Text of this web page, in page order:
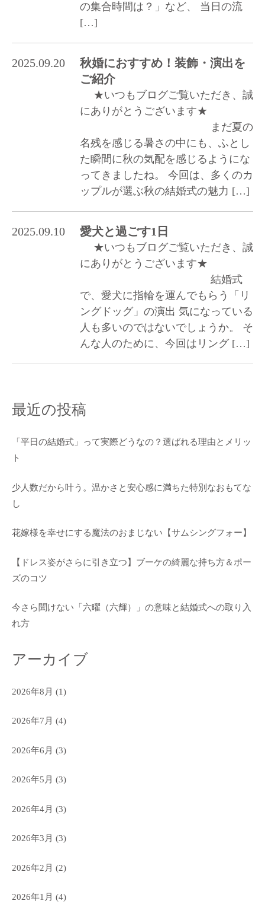
の集合時間は？」など、 当日の流
[…]
2025.09.20
秋婚におすすめ！装飾・演出を
ご紹介
★いつもブログご覧いただき、誠
にありがとうございます★
まだ夏の
名残を感じる暑さの中にも、ふとし
た瞬間に秋の気配を感じるようにな
ってきましたね。 今回は、多くのカ
ップルが選ぶ秋の結婚式の魅力 […]
2025.09.10 愛犬と過ごす1日
★いつもブログご覧いただき、誠
にありがとうございます★
結婚式
で、愛犬に指輪を運んでもらう「リ
ングドッグ」の演出 気になっている
人も多いのではないでしょうか。 そ
んな人のために、今回はリング […]
最近の投稿
「平日の結婚式」って実際どうなの？選ばれる理由とメリッ
ト
少人数だから叶う。温かさと安心感に満ちた特別なおもてな
し
花嫁様を幸せにする魔法のおまじない【サムシングフォー】
【ドレス姿がさらに引き立つ】ブーケの綺麗な持ち方＆ポー
ズのコツ
今さら聞けない「六曜（六輝）」の意味と結婚式への取り入
れ方
アーカイブ
2026年8月 (1)
2026年7月 (4)
2026年6月 (3)
2026年5月 (3)
2026年4月 (3)
2026年3月 (3)
2026年2月 (2)
2026年1月 (4)